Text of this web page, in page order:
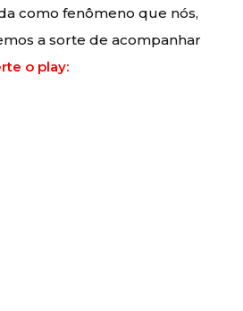
como fenômeno que nós,
a sorte de acompanhar
o play: